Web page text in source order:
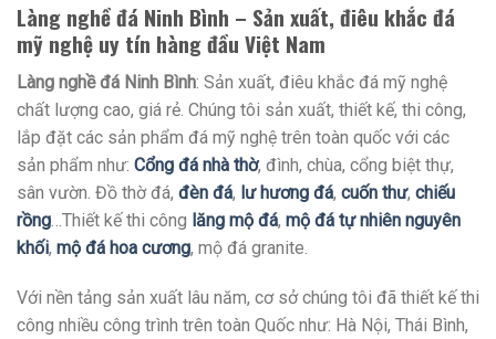
Làng nghề đá Ninh Bình – Sản xuất, điêu khắc đá
mỹ nghệ uy tín hàng đầu Việt Nam
Làng nghề đá Ninh Bình: Sản xuất, điêu khắc đá mỹ nghệ
chất lượng cao, giá rẻ. Chúng tôi sản xuất, thiết kế, thi công,
lắp đặt các sản phẩm đá mỹ nghệ trên toàn quốc với các
sản phẩm như: Cổng đá nhà thờ, đình, chùa, cổng biệt thự,
sân vườn. Đồ thờ đá, đèn đá, lư hương đá, cuốn thư, chiếu
rồng …Thiết kế thi công lăng mộ đá, mộ đá tự nhiên nguyên
khối, mộ đá hoa cương, mộ đá granite.
Với nền tảng sản xuất lâu năm, cơ sở chúng tôi đã thiết kế thi
công nhiều công trình trên toàn Quốc như: Hà Nội, Thái Bình,